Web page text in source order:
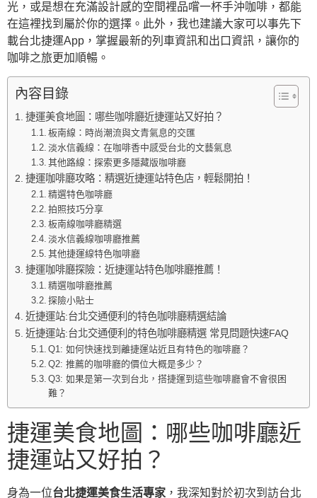
光，或是想在充滿設計感的空間裡品嚐一杯手沖咖啡，都能
在這裡找到屬於你的選擇。此外，我也建議大家可以事先下
載台北捷運App，掌握最新的列車資訊和出口資訊，讓你的
咖啡之旅更加順暢。
內容目錄
捷運美食地圖：哪些咖啡廳近捷運站又好拍？
板南線：時尚潮流與文青氣息的交匯
淡水信義線：在咖啡香中感受台北的文藝氣息
其他路線：探索更多隱藏版咖啡廳
捷運咖啡廳攻略：精選近捷運站特色店，輕鬆開拍！
精選特色咖啡廳
拍照技巧分享
板南線咖啡廳精選
淡水信義線咖啡廳推薦
其他捷運線特色咖啡廳
捷運咖啡廳探險：近捷運站特色咖啡廳推薦！
精選咖啡廳推薦
探險小貼士
近捷運站:台北交通便利的特色咖啡廳精選結論
近捷運站:台北交通便利的特色咖啡廳精選 常見問題快速FAQ
Q1: 如何快速找到離捷運站近且有特色的咖啡廳？
Q2: 推薦的咖啡廳的價位大概是多少？
Q3: 如果是第一次到台北，搭捷運到這些咖啡廳會不會很困
難？
捷運美食地圖：哪些咖啡廳近
捷運站又好拍？
身為一位台北捷運美食生活專家 ，我深知對於初次到訪台北